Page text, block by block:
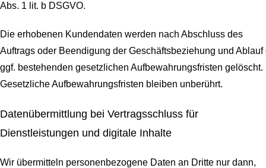
Abs. 1 lit. b DSGVO.
Die erhobenen Kundendaten werden nach Abschluss des
Auftrags oder Beendigung der Geschäftsbeziehung und Ablauf
ggf. bestehenden gesetzlichen Aufbewahrungsfristen gelöscht.
Gesetzliche Aufbewahrungsfristen bleiben unberührt.
Daten­übermittlung bei Vertragsschluss für
Dienstleistungen und digitale Inhalte
Wir übermitteln personenbezogene Daten an Dritte nur dann,